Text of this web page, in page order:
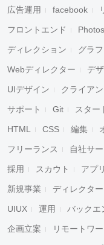
広告運用 facebook
フロントエンド
ディレクション グラ
Webディレクター デ
UIデザイン クライア
サポート Git スター
HTML CSS 編集
フリーランス 自社サ
採用 スカウト アプリ
新規事業 ディレクター
UIUX 運用 バックエ
企画立案 リモートワ